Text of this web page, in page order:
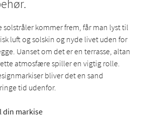
solstråler kommer frem, får man lyst til
luft og solskin og nyde livet uden for
Uanset om det er en terrasse, altan
atmosfære spiller en vigtig rolle.
bliver det en sand
tid udenfor.
din markise